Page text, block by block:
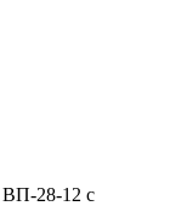
ВП-28-12 с